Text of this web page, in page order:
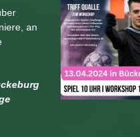
an